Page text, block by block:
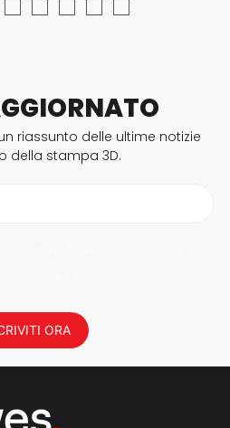
riassunto delle ultime notizie
della stampa 3D.
ORA